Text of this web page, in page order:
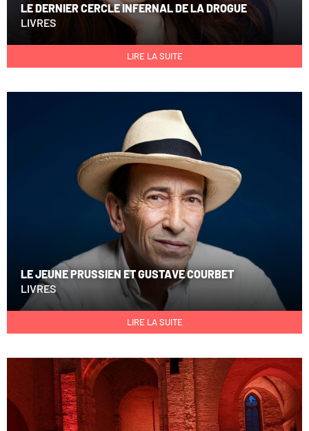
LE DERNIER CERCLE INFERNAL DE LA DROGUE
LIVRES
LIRE LA SUITE
LE JEUNE PRUSSIEN ET GUSTAVE COURBET
LIVRES
LIRE LA SUITE